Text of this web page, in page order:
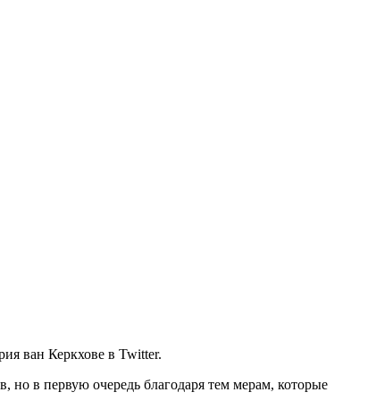
ван Керкхове в Twitter.
но в первую очередь благодаря тем мерам, которые